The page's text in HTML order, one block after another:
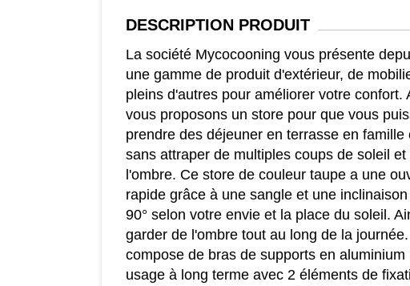
DESCRIPTIONPRODUIT
La société Mycocooning vous présente
une gamme de produit d'extérieur, de
pleins d'autres pour améliorer votre confort.
vous proposons un store pour que vous
prendre des déjeuner en terrasse en famille
sans attraper de multiples coups de soleil
l'ombre. Ce store de couleur taupe a une
rapide grâce à une sangle et une
90° selon votre envie et la place du soleil.
garder de l'ombre tout au long de la
compose de bras de supports en aluminium
usage à long terme avec 2 éléments de